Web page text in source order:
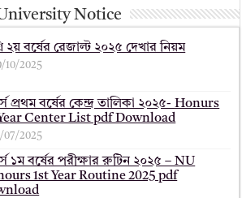
Notice
২য় বর্ষের রেজাল্ট ২০২৫ দেখার নিয়ম
10/2025
প্রথম বর্ষের কেন্দ্র তালিকা ২০২৫- Honurs
Center List pdf Download
07/2025
১ম বর্ষের পরীক্ষার রুটিন ২০২৫ – NU
1st Year Routine 2025 pdf